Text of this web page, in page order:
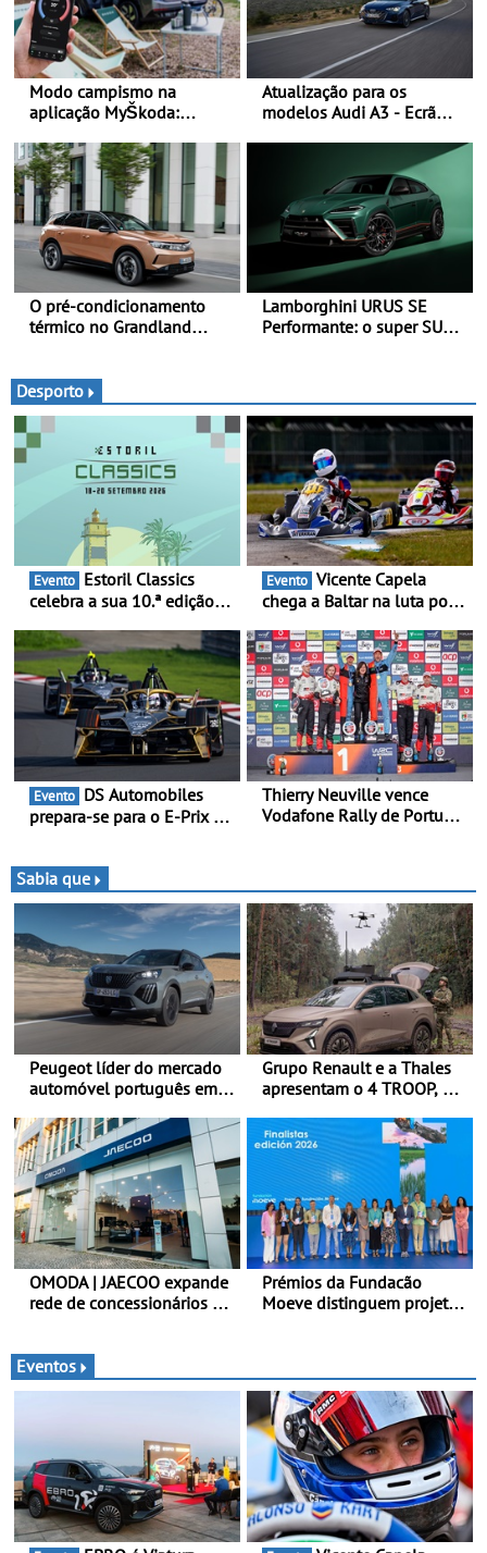
Modo campismo na
aplicação MyŠkoda:
veículos elétricos
Atualização para os
modelos Audi A3 - Ecrã
condução adaptativo plus,
estacion. assistido e
assistente de marcha-atrás
O pré-condicionamento
térmico no Grandland
nos dias quentes de verão
Lamborghini URUS SE
Performante: o super SUV
Desporto
Evento
celebra a sua 10.ª edição
2026
Evento
chega a Baltar na luta por
Piloto de Beja disputa a 3ª
ronda do RMC Portugal
com ambição renovada de
regressar ao pódio
Evento
prepara-se para o E-Prix de
noturnas, uma estreia para
no campeonato
Thierry Neuville vence
Vodafone Rally de Portugal
Sabia que
Peugeot líder do mercado
automóvel português em
semestre
Grupo Renault e a Thales
apresentam o 4 TROOP, um
para futuras missões das
forças terrestres
OMODA | JAECOO expande
rede de concessionários -
bom ritmo
Prémios da Fundacão
Moeve distinguem projeto
Eventos